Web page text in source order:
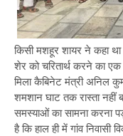
किसी मशहूर शायर ने कहा
शेर को चरितार्थ करने का एक
मिला कैबिनेट मंत्री अनिल
शमशान घाट तक रास्ता नहीं
समस्याओं का सामना करना
है कि हाल ही में गांव निवासी